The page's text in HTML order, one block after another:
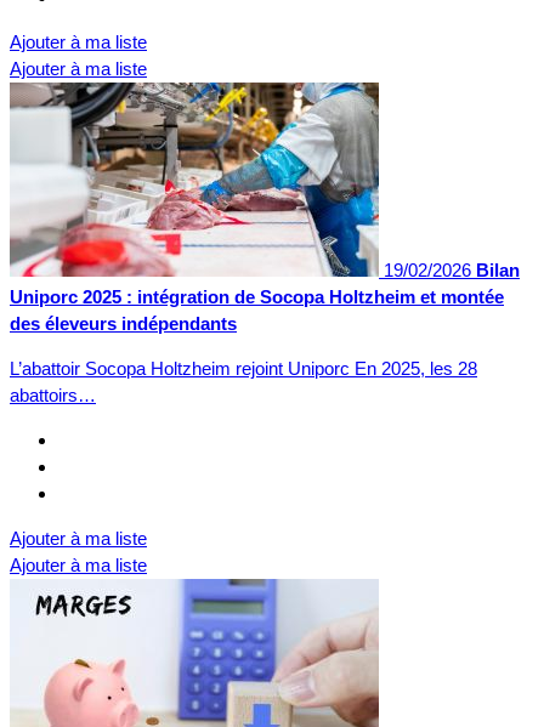
Ajouter à ma liste
Ajouter à ma liste
19/02/2026 Bilan
Uniporc 2025 : intégration de Socopa Holtzheim et montée
des éleveurs indépendants
L’abattoir Socopa Holtzheim rejoint Uniporc En 2025, les 28
abattoirs…
Ajouter à ma liste
Ajouter à ma liste